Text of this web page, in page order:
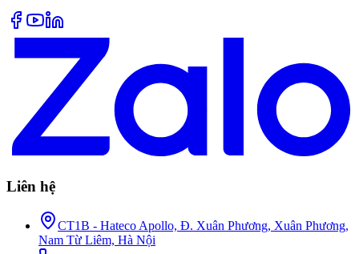
Liên hệ
CT1B - Hateco Apollo, Đ. Xuân Phương, Xuân Phương,
Nam Từ Liêm, Hà Nội